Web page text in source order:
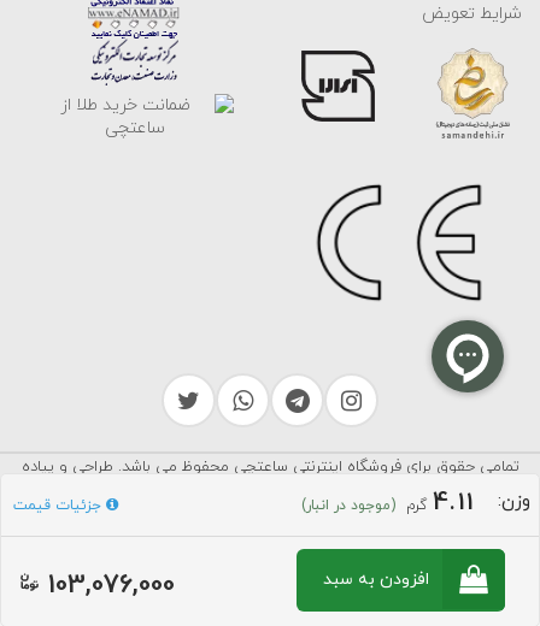
وزن: 4.11 گرم (موجود در انبار) جزئیات قیمت
103,076,000 افزودن به سبد
شرایط تعویض
تمامی حقوق برای فروشگاه اینترنتی ساعتچی محفوظ می باشد. طراحی و پیاده
سازی توسط